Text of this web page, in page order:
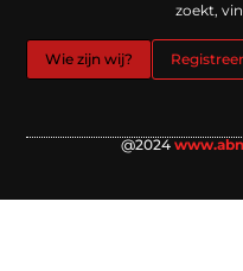
zoekt,
Wie zijn wij? Registreer
@2024